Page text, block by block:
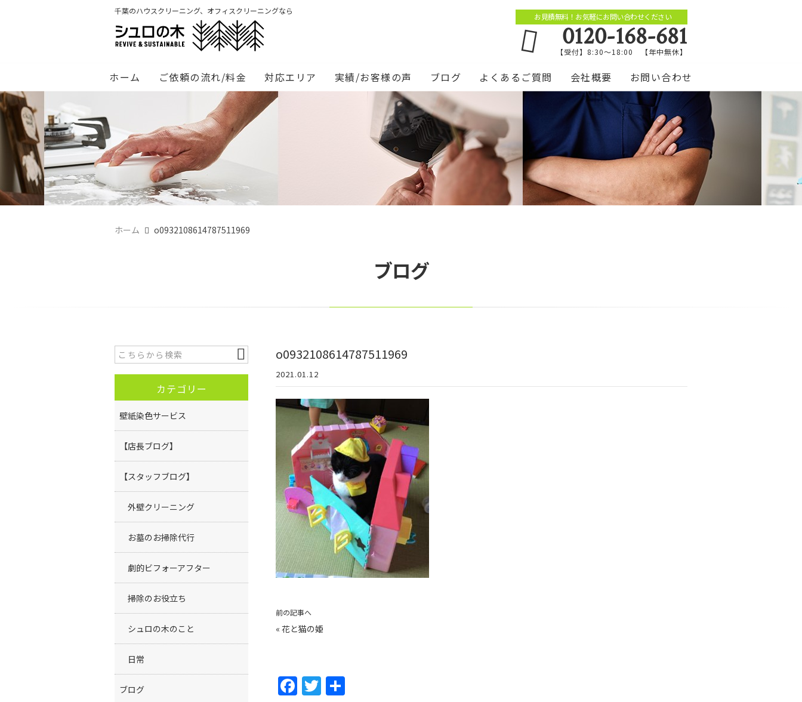
千葉のハウスクリーニング、オフィスクリーニングなら
お見積無料！お気軽にお問い合わせください
0120-168-681
【受付】8:30～18:00 【年中無休】
ホーム ご依頼の流れ/料金 対応エリア 実績/お客様の声 ブログ よくあるご質問 会社概要 お問い合わせ
ホーム o0932108614787511969
ブログ
o0932108614787511969
2021.01.12
前の記事へ
« 花と猫の姫
F T
カテゴリー
壁紙染色サービス
【店長ブログ】
【スタッフブログ】
外壁クリーニング
お墓のお掃除代行
劇的ビフォーアフター
掃除のお役立ち
シュロの木のこと
日常
ブログ